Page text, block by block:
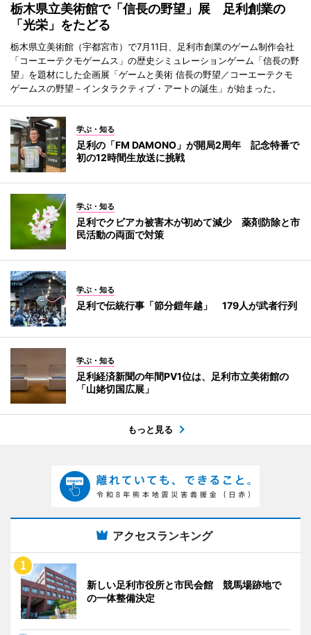
栃木県立美術館で「信長の野望」展 足利創業の
「光栄」をたどる
栃木県立美術館（宇都宮市）で7月11日、足利市創業のゲーム制作会社
「コーエーテクモゲームス」の歴史シミュレーションゲーム「信長の野
望」を題材にした企画展「ゲームと美術 信長の野望／コーエーテクモ
ゲームスの野望－インタラクティブ・アートの誕生」が始まった。
学ぶ・知る
足利の「FM DAMONO」が開局2周年 記念特番で
初の12時間生放送に挑戦
学ぶ・知る
足利でクビアカ被害木が初めて減少 薬剤防除と市
民活動の両面で対策
学ぶ・知る
足利で伝統行事「節分鎧年越」 179人が武者行列
学ぶ・知る
足利経済新聞の年間PV1位は、足利市立美術館の
「山姥切国広展」
もっと見る
アクセスランキング
新しい足利市役所と市民会館 競馬場跡地で
の一体整備決定